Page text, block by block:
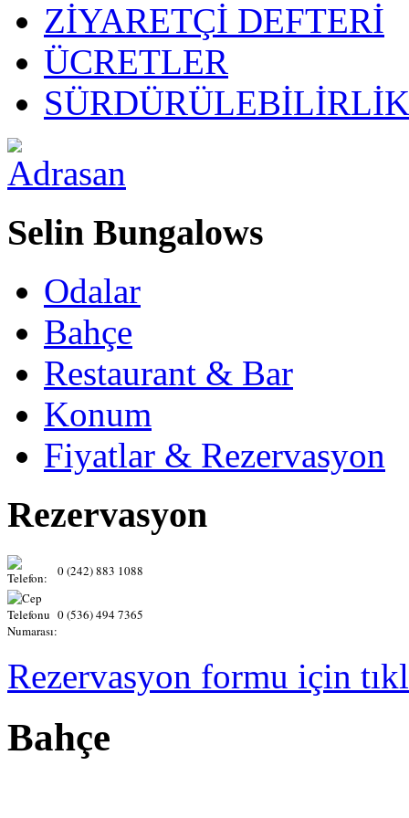
ZİYARETÇİ DEFTERİ
ÜCRETLER
SÜRDÜRÜLEBİLİRLİK
Selin Bungalows
Odalar
Bahçe
Restaurant & Bar
Konum
Fiyatlar & Rezervasyon
Rezervasyon
0 (242) 883 1088
0 (536) 494 7365
Rezervasyon formu için
Bahçe